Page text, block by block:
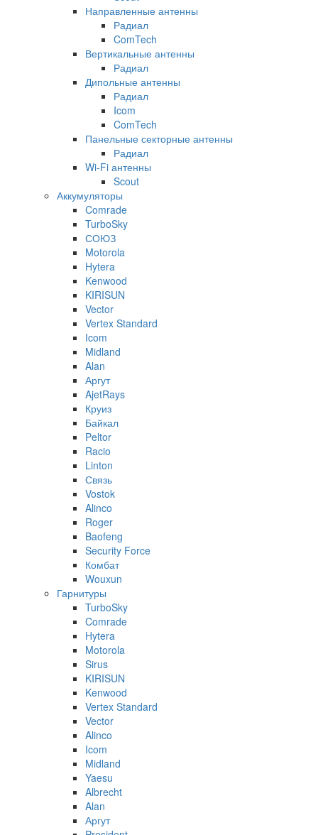
Направленные антенны
Радиал
ComTech
Вертикальные антенны
Радиал
Дипольные антенны
Радиал
Icom
ComTech
Панельные секторные антенны
Радиал
Wi-Fi антенны
Scout
Аккумуляторы
Comrade
TurboSky
СОЮЗ
Motorola
Hytera
Kenwood
KIRISUN
Vector
Vertex Standard
Icom
Midland
Alan
Аргут
AjetRays
Круиз
Байкал
Peltor
Racio
Linton
Связь
Vostok
Alinco
Roger
Baofeng
Security Force
Комбат
Wouxun
Гарнитуры
TurboSky
Comrade
Hytera
Motorola
Sirus
KIRISUN
Kenwood
Vertex Standard
Vector
Alinco
Icom
Midland
Yaesu
Albrecht
Alan
Аргут